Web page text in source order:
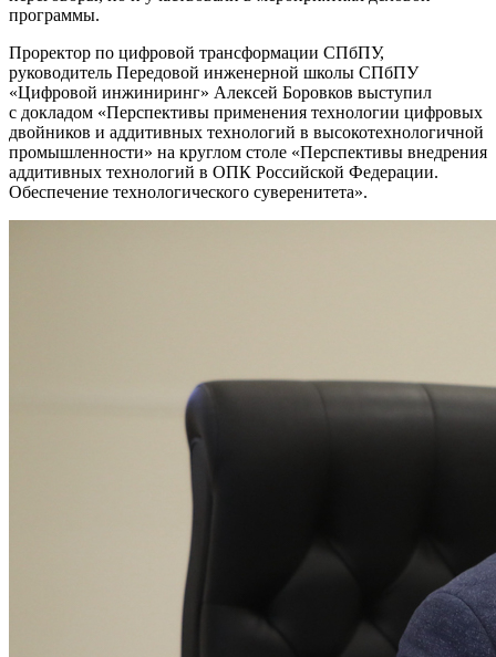
программы.
Проректор по цифровой трансформации СПбПУ,
руководитель Передовой инженерной школы СПбПУ
«Цифровой инжиниринг» Алексей Боровков выступил
с докладом «Перспективы применения технологии цифровых
двойников и аддитивных технологий в высокотехнологичной
промышленности» на круглом столе «Перспективы внедрения
аддитивных технологий в ОПК Российской Федерации.
Обеспечение технологического суверенитета».